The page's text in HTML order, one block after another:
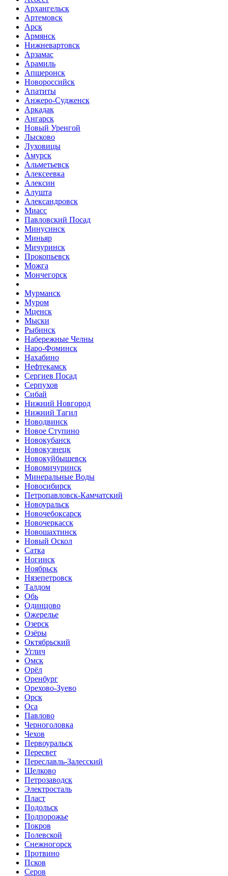
Архангельск
Артемовск
Арск
Армянск
Нижневартовск
Арзамас
Арамиль
Апшеронск
Новороссийск
Апатиты
Анжеро-Судженск
Аркадак
Ангарск
Новый Уренгой
Лысково
Луховицы
Амурск
Альметьевск
Алексеевка
Алексин
Алушта
Александровск
Миасс
Павловский Посад
Минусинск
Миньяр
Мичуринск
Прокопьевск
Можга
Мончегорск
Мурманск
Муром
Мценск
Мыски
Рыбинск
Набережные Челны
Наро-Фоминск
Нахабино
Нефтекамск
Сергиев Посад
Серпухов
Сибай
Нижний Новгород
Нижний Тагил
Новодвинск
Новое Ступино
Новокубанск
Новокузнецк
Новокуйбышевск
Новомичуринск
Минеральные Воды
Новосибирск
Петропавловск-Камчатский
Новоуральск
Новочебоксарск
Новочеркасск
Новошахтинск
Новый Оскол
Сатка
Ногинск
Ноябрьск
Нязепетровск
Талдом
Обь
Одинцово
Ожерелье
Озерск
Озёры
Октябрьский
Углич
Омск
Орёл
Оренбург
Орехово-Зуево
Орск
Оса
Павлово
Черноголовка
Чехов
Первоуральск
Пересвет
Переславль-Залесский
Щелково
Петрозаводск
Электросталь
Пласт
Подольск
Подпорожье
Покров
Полевской
Снежногорск
Протвино
Псков
Серов